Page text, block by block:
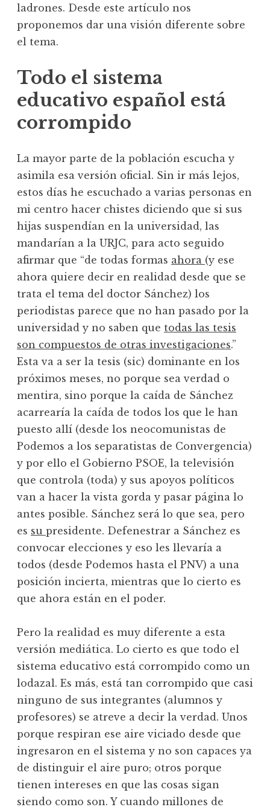
ladrones. Desde este artículo nos
proponemos dar una visión diferente sobre
el tema.
Todo el sistema
educativo español está
corrompido
La mayor parte de la población escucha y
asimila esa versión oficial. Sin ir más lejos,
estos días he escuchado a varias personas en
mi centro hacer chistes diciendo que si sus
hijas suspendían en la universidad, las
mandarían a la URJC, para acto seguido
afirmar que “de todas formas ahora (y ese
ahora quiere decir en realidad desde que se
trata el tema del doctor Sánchez) los
periodistas parece que no han pasado por la
universidad y no saben que todas las tesis
son compuestos de otras investigaciones.”
Esta va a ser la tesis (sic) dominante en los
próximos meses, no porque sea verdad o
mentira, sino porque la caída de Sánchez
acarrearía la caída de todos los que le han
puesto allí (desde los neocomunistas de
Podemos a los separatistas de Convergencia)
y por ello el Gobierno PSOE, la televisión
que controla (toda) y sus apoyos políticos
van a hacer la vista gorda y pasar página lo
antes posible. Sánchez será lo que sea, pero
es su presidente. Defenestrar a Sánchez es
convocar elecciones y eso les llevaría a
todos (desde Podemos hasta el PNV) a una
posición incierta, mientras que lo cierto es
que ahora están en el poder.
Pero la realidad es muy diferente a esta
versión mediática. Lo cierto es que todo el
sistema educativo está corrompido como un
lodazal. Es más, está tan corrompido que casi
ninguno de sus integrantes (alumnos y
profesores) se atreve a decir la verdad. Unos
porque respiran ese aire viciado desde que
ingresaron en el sistema y no son capaces ya
de distinguir el aire puro; otros porque
tienen intereses en que las cosas sigan
siendo como son. Y cuando millones de